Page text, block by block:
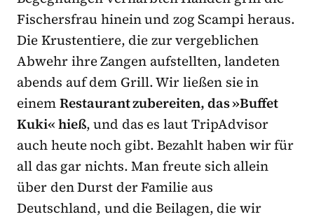
Fischersfrau hinein und zog Scampi heraus.
Die Krustentiere, die zur vergeblichen
Abwehr ihre Zangen aufstellten, landeten
abends auf dem Grill. Wir ließen sie in
einemRestaurant zubereiten, das »Buffet
Kuki« hieß, und das es laut TripAdvisor
auch heute noch gibt. Bezahlt haben wir für
all das gar nichts. Man freute sich allein
über den Durst der Familie aus
Deutschland, und die Beilagen, die wir